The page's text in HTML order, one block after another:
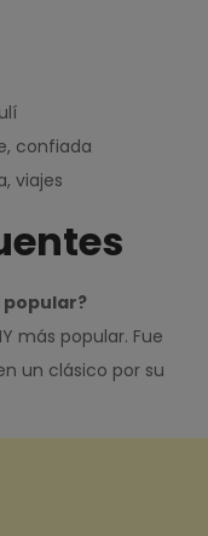
confiada
viajes
popular?
más popular. Fue
un clásico por su